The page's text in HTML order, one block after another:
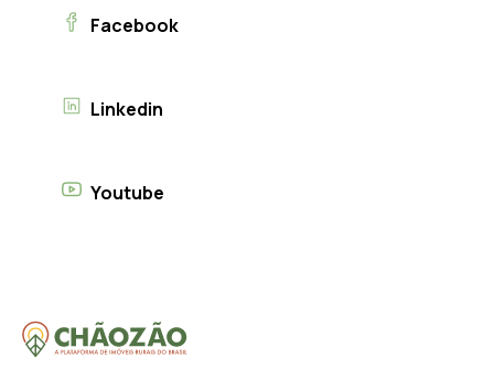
Facebook
Linkedin
Youtube